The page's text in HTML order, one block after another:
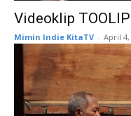
Videoklip
Mimin Indie KitaTV - April 4,